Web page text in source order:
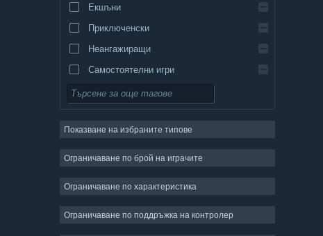
Гръцки
Екшъни
Приключенски
Неангажиращи
Самостоятелни игри
Симулации
Стратегии
Двуизмерни
Безплатни за пускане
Показване на избраните типове
Ограничаване по брой на играчите
Ограничаване по характеристика
Ограничаване по поддръжка на контролер